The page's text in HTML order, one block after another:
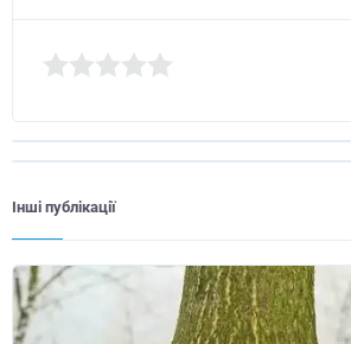
Інші публікації